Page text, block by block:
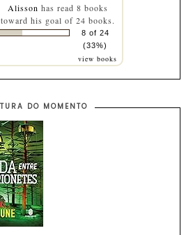
Alisson has read 8 books
toward his goal of 24 books.
8 of 24
(33%)
view books
DO MOMENTO